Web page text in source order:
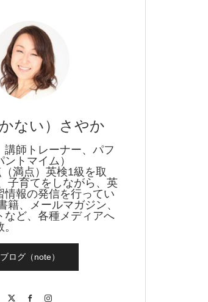
刊キャンペーン
ない）さやか
講師トレーナー、パフ
トマイム）
満点）英検1級を取
子育てをしながら、英
情報の発信を行ってい
籍、メールマガジン、
など、各種メディアへ
ブログ（note）